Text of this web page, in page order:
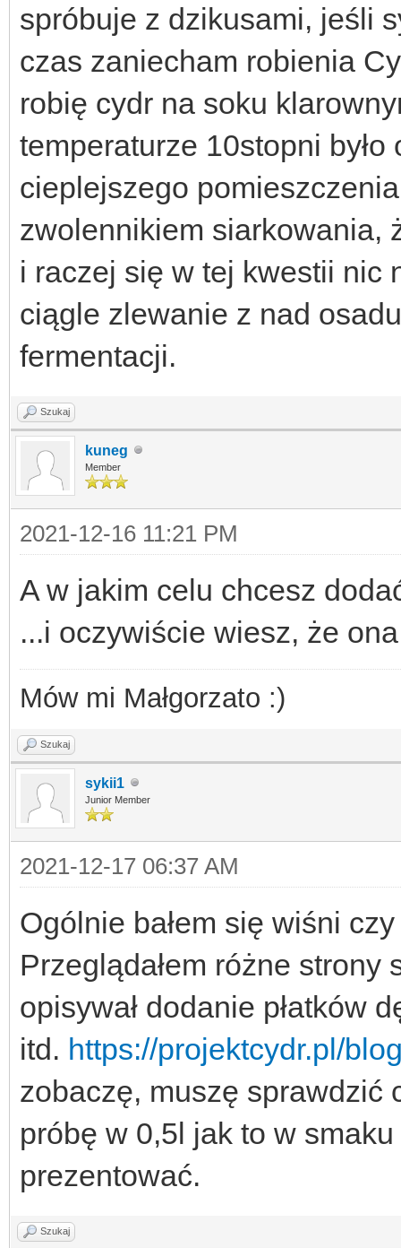
spróbuje z dzikusami, jeśli
czas zaniecham robienia
robię cydr na soku
temperaturze 10stopni
cieplejszego
zwolennikiem siarkowania,
i raczej się w tej kwestii nic
ciągle zlewanie z nad
fermentacji.
Szukaj
kuneg
Member
2021-12-16 11:21 PM
A w jakim celu chcesz
...i oczywiście wiesz, że
Mów mi Małgorzato :)
Szukaj
sykii1
Junior Member
2021-12-17 06:37 AM
Ogólnie bałem się wiśni
Przeglądałem różne
opisywał dodanie płatków
itd. https://projektcydr.pl/
zobaczę, muszę sprawdzić
próbę w 0,5l jak to w
prezentować.
Szukaj